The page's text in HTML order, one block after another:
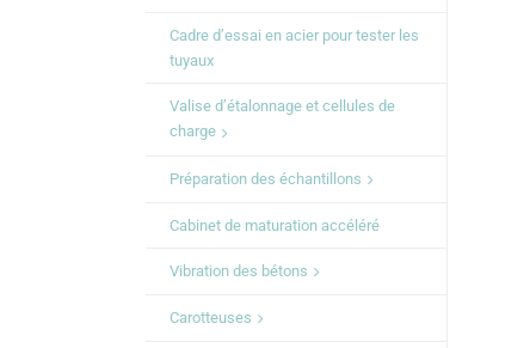
Cadre d’essai en acier pour tester les
tuyaux
Valise d’étalonnage et cellules de
charge
Préparation des échantillons
Cabinet de maturation accéléré
Vibration des bétons
Carotteuses